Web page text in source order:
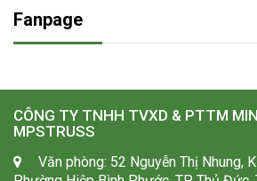
Fanpage
CÔNG TY TNHH TVXD & PTTM
MPSTRUSS
Văn phòng: 52 Nguyễn Thị Nhung,